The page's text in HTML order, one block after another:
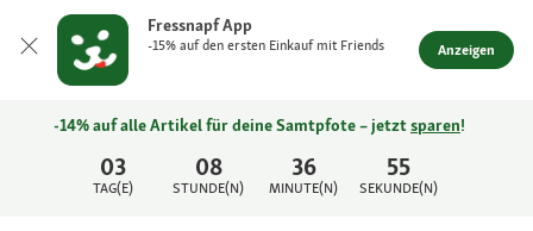
Fressnapf App
-15% auf den ersten Einkauf mit Friends Anzeigen
03
TAG(E)
08
STUNDE(N)
36
MINUTE(N)
55
SEKUNDE(N)
-14% auf alle Artikel für deine Samtpfote – jetztsparen!